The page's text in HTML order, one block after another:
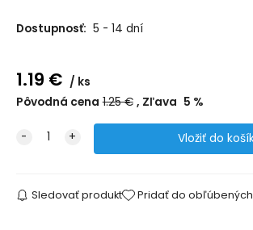
Dostupnosť: 5 - 14 dní
1.19 €
ks
Pôvodná cena 1.25€ Zľava 5 %
Sledovať produkt Pridať do obľúbených